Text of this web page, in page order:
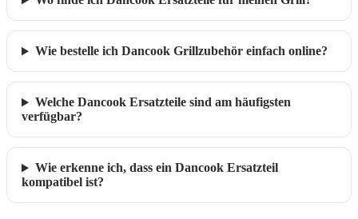
Wie bestelle ich Dancook Grillzubehör einfach online?
Welche Dancook Ersatzteile sind am häufigsten
verfügbar?
Wie erkenne ich, dass ein Dancook Ersatzteil
kompatibel ist?